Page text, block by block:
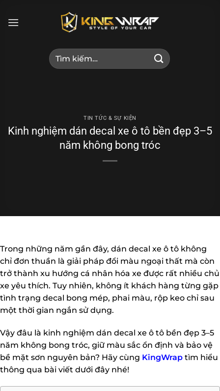
qua
Tìm
kiếm:
TIN TỨC & SỰ KIỆN
Kinh nghiệm dán decal xe ô tô bền đẹp 3–5
năm không bong tróc
Trong những năm gần đây, dán decal xe ô tô không
chỉ đơn thuần là giải pháp đổi màu ngoại thất mà còn
trở thành xu hướng cá nhân hóa xe được rất nhiều chủ
xe yêu thích. Tuy nhiên, không ít khách hàng từng gặp
tình trạng decal bong mép, phai màu, rộp keo chỉ sau
một thời gian ngắn sử dụng.
Vậy đâu là kinh nghiệm dán decal xe ô tô bền đẹp 3–5
năm không bong tróc, giữ màu sắc ổn định và bảo vệ
bề mặt sơn nguyên bản? Hãy cùng KingWrap tìm hiểu
thông qua bài viết dưới đây nhé!